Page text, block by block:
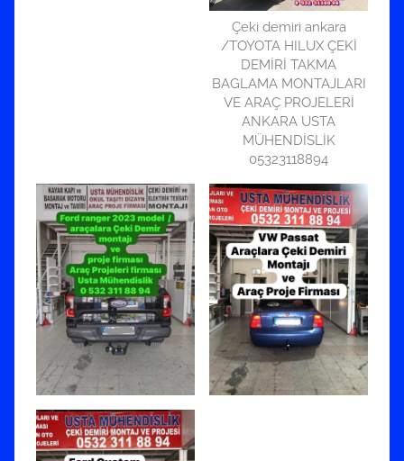
Çeki demiri ankara
/TOYOTA HILUX ÇEKİ
DEMİRİ TAKMA
BAGLAMA MONTAJLARI
VE ARAÇ PROJELERİ
ANKARA USTA
MÜHENDİSLİK
05323118894